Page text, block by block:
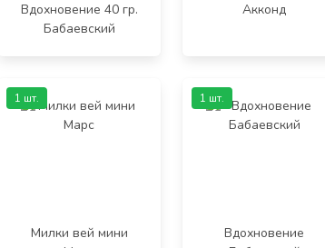
Вдохновение 40 гр.
Бабаевский
Акконд
Милки вей мини
1 шт.
Вдохновение
1 шт.